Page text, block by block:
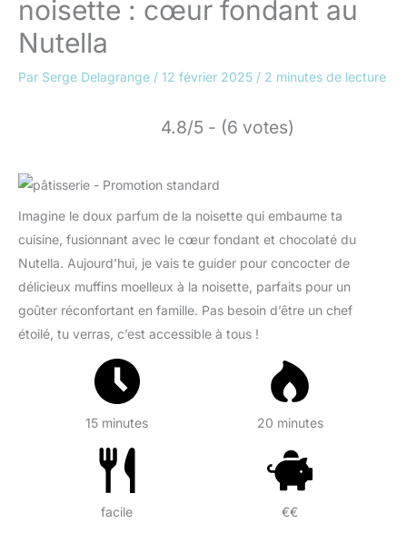
noisette : cœur fondant au
Nutella
Par Serge Delagrange / 12 février 2025 / 2 minutes de lecture
4.8/5 - (6 votes)
Imagine le doux parfum de la noisette qui embaume ta
cuisine, fusionnant avec le cœur fondant et chocolaté du
Nutella. Aujourd’hui, je vais te guider pour concocter de
délicieux muffins moelleux à la noisette, parfaits pour un
goûter réconfortant en famille. Pas besoin d’être un chef
étoilé, tu verras, c’est accessible à tous !
15 minutes 20 minutes
facile €€